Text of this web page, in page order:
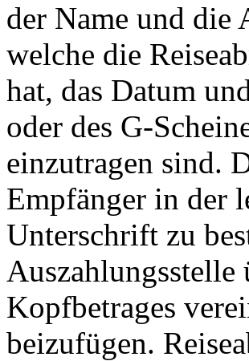
der Name und die
welche die
hat, das Datum
oder des G-
einzutragen sind.
Empfänger in der
Unterschrift zu
Kopfbetrages
beizufügen.